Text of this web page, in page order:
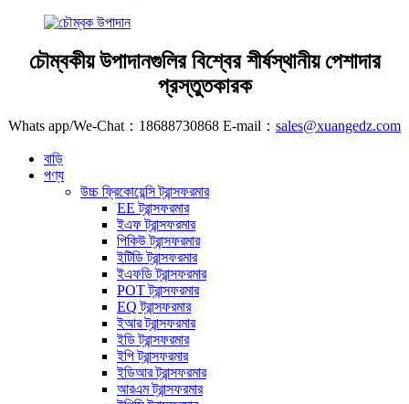
চৌম্বকীয় উপাদানগুলির বিশ্বের শীর্ষস্থানীয় পেশাদার
প্রস্তুতকারক
Whats app/We-Chat：18688730868 E-mail： sales@xuangedz.com
বাড়ি
পণ্য
উচ্চ ফ্রিকোয়েন্সি ট্রান্সফরমার
EE ট্রান্সফরমার
ইএফ ট্রান্সফরমার
পিকিউ ট্রান্সফরমার
ইটিডি ট্রান্সফরমার
ইএফডি ট্রান্সফরমার
POT ট্রান্সফরমার
EQ ট্রান্সফরমার
ইআর ট্রান্সফরমার
ইডি ট্রান্সফরমার
ইপি ট্রান্সফরমার
ইডিআর ট্রান্সফরমার
আরএম ট্রান্সফরমার